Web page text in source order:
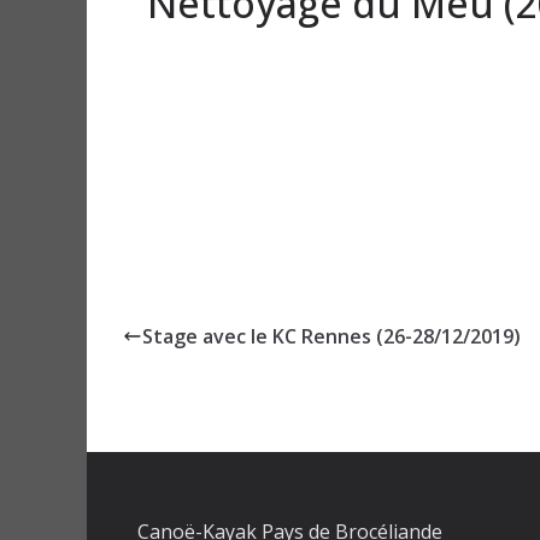
Stage avec le KC Rennes (26-28/12/2019)
Canoë-Kayak Pays de Brocéliande